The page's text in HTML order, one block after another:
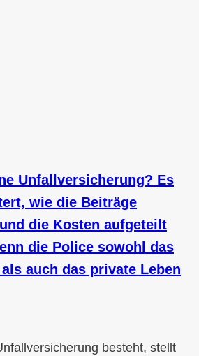
Unfallversicherung? Es
wie die Beiträge
die Kosten aufgeteilt
die Police sowohl das
auch das private Leben
besteht, stellt